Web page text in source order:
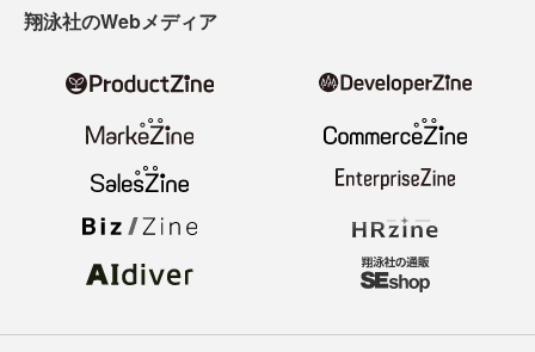
翔泳社のWebメディア